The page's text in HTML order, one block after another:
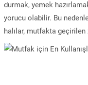
durmak, yemek
yorucu olabilir. Bu
halılar, mutfakta